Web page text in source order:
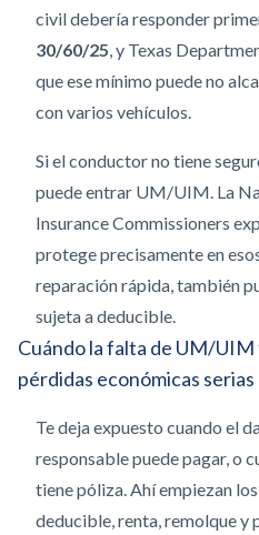
civil debería responder
30/60/25, y Texas
que ese mínimo puede no
con varios vehículos.
Si el conductor no tiene
puede entrar UM/UIM. La
Insurance Commissioners
protege precisamente en
reparación rápida, también
sujeta a deducible.
Cuándo la falta de UM/UIM
pérdidas económicas serias
Te deja expuesto cuando el
responsable puede pagar, o
tiene póliza. Ahí empiezan
deducible, renta, remolque y